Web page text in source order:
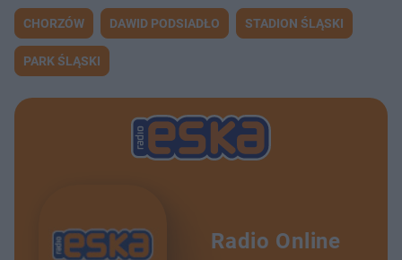
CHORZÓW DAWID PODSIADŁO STADION ŚLĄSKI
PARK ŚLĄSKI
Radio Online